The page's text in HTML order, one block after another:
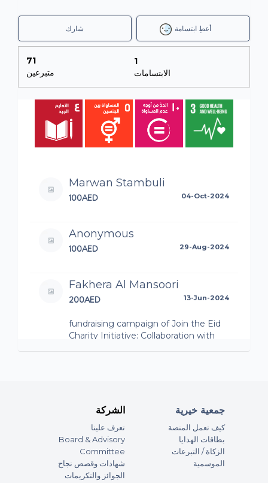
أعطِ ابتسامة شارك
71
متبرعين
1
الابتسامات
Marwan Stambuli
100AED 04-Oct-2024
Anonymous
100AED 29-Aug-2024
Fakhera Al Mansoori
200AED 13-Jun-2024
fundraising campaign of Join the Eid
Charity Initiative: Collaboration with
fundraising campaign of Join the Eid
Charity Initiative: Collaboration with
BEEAH and Big Heart Foundation
Anonymous
100AED 13-Jun-2024
الشركة
تعرف علينا
Board & Advisory
Committee
شهادات وقصص نجاح
الجوائز والتكريمات
جمعية خيرية
كيف تعمل المنصة
بطاقات الهدايا
الزكاة / التبرعات
الموسمية